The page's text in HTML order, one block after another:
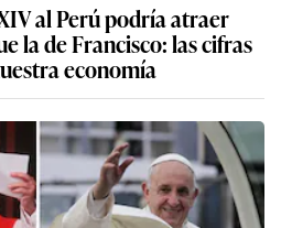
al Perú podría atraer
la de Francisco: las cifras
economía